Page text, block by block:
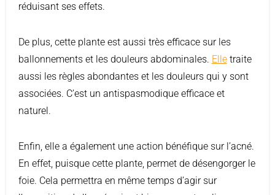
réduisant ses effets.
De plus, cette plante est aussi très efficace sur les
ballonnements et les douleurs abdominales. Elletraite
aussi les règles abondantes et les douleurs qui y sont
associées. C’est un antispasmodique efficace et
naturel.
Enfin, elle a également une action bénéfique sur l’acné.
En effet, puisque cette plante, permet de désengorger le
foie. Cela permettra en même temps d’agir sur